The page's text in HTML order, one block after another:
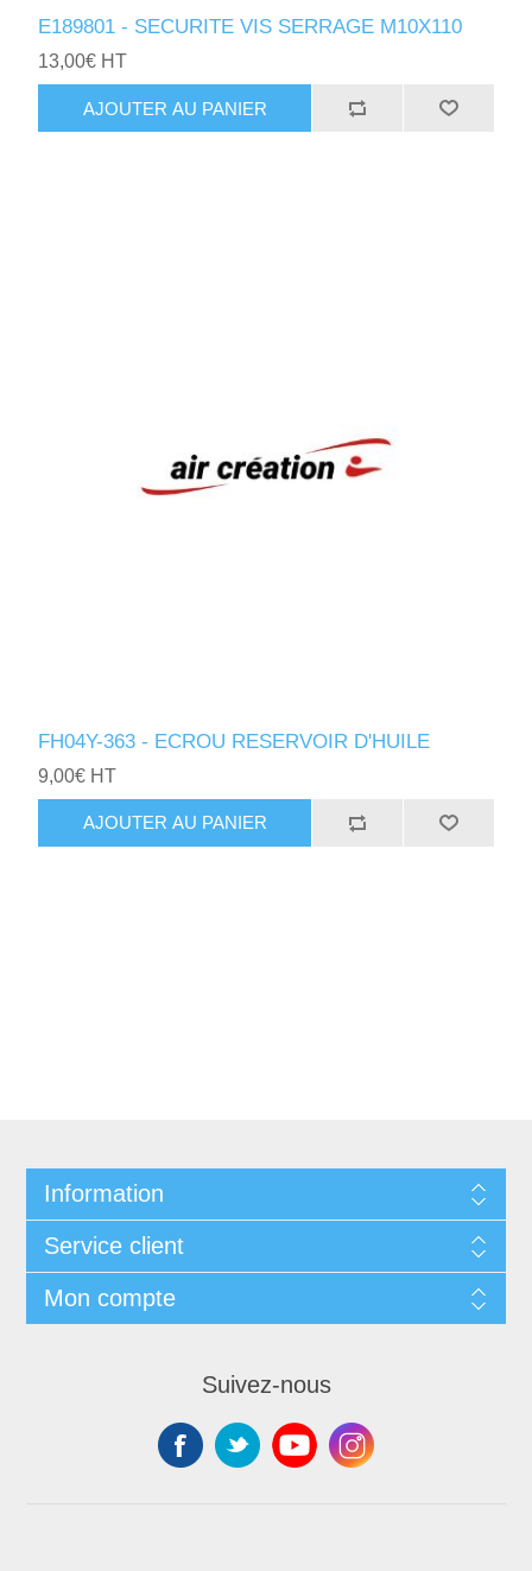
E189801 - SECURITE VIS SERRAGE M10X110
13,00€ HT
AJOUTER AU PANIER
FH04Y-363 - ECROU RESERVOIR D'HUILE
9,00€ HT
AJOUTER AU PANIER
Information
Service client
Mon compte
Suivez-nous